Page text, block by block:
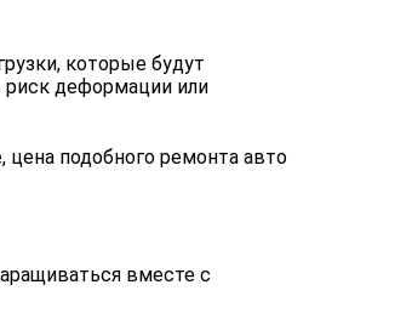
которые будут
риск деформации или
подобного ремонта авто
вместе с